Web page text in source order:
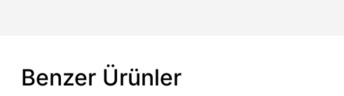
Benzer Ürünler